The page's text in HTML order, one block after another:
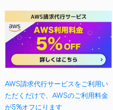
AWS請求代行サービスをご利用い
ただくだけで、AWSのご利用料金
が5%オフにります